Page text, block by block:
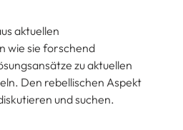
aktuellen
wie sie forschend
zu aktuellen
Den rebellischen Aspekt
und suchen.